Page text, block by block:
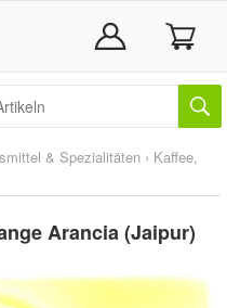
& Spezialitäten › Kaffee,
Arancia (Jaipur)